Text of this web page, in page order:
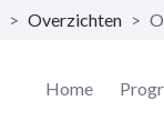
> Overzichten >
Home